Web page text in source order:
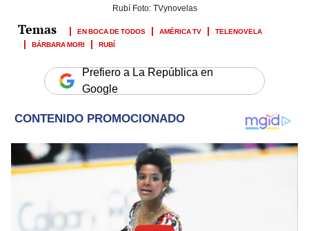
Rubí Foto: TVynovelas
EN BOCA DE TODOS AMÉRICA TV
TELENOVELA
BÁRBARA MORI
RUBÍ
Prefiero a La República en
Google